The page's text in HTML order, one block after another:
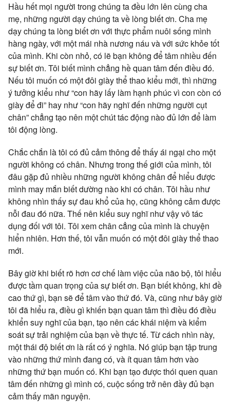
Hầu hết mọi người trong chúng ta đều lớn lên cùng cha
mẹ, những người dạy chúng ta về lòng biết ơn. Cha mẹ
dạy chúng ta lòng biết ơn với thực phẩm nuôi sống mình
hàng ngày, với một mái nhà nương náu và với sức khỏe tốt
của mình. Khi còn nhỏ, có lẽ bạn không để tâm nhiều đến
sự biết ơn. Tôi biết mình chẳng hề quan tâm đến điều đó.
Nếu tôi muốn có một đôi giày thể thao kiểu mới, thì những
ý tưởng kiểu như “con hãy lấy làm hạnh phúc vì con còn có
giày để đi” hay như “con hãy nghĩ đến những người cụt
chân” chẳng tạo nên một chút tác động nào đủ lớn để làm
tôi động lòng.
Chắc chắn là tôi có đủ cảm thông để thấy ái ngại cho một
người không có chân. Nhưng trong thế giới của mình, tôi
đâu gặp đủ nhiều những người không chân để hiểu được
mình may mắn biết dường nào khi có chân. Tôi hầu như
không nhìn thấy sự đau khổ của họ, cũng không cảm được
nỗi đau đó nữa. Thế nên kiểu suy nghĩ như vậy vô tác
dụng đối với tôi. Tôi xem chân cẳng của mình là chuyện
hiển nhiên. Hơn thế, tôi vẫn muốn có một đôi giày thể thao
mới.
Bây giờ khi biết rõ hơn cơ chế làm việc của não bộ, tôi hiểu
được tầm quan trọng của sự biết ơn. Bạn biết không, khi đề
cao thứ gì, bạn sẽ để tâm vào thứ đó. Và, cũng như bây giờ
tôi đã hiểu ra, điều gì khiến bạn quan tâm thì điều đó điều
khiển suy nghĩ của bạn, tạo nên các khái niệm và kiểm
soát sự trải nghiệm của bạn về thực tế. Từ cách nhìn này,
một thái độ biết ơn là rất có ý nghĩa. Nó giúp bạn tập trung
vào những thứ mình đang có, và ít quan tâm hơn vào
những thứ bạn muốn có. Khi bạn tạo được thói quen quan
tâm đến những gì mình có, cuộc sống trở nên đầy đủ bạn
cảm thấy mãn nguyện.